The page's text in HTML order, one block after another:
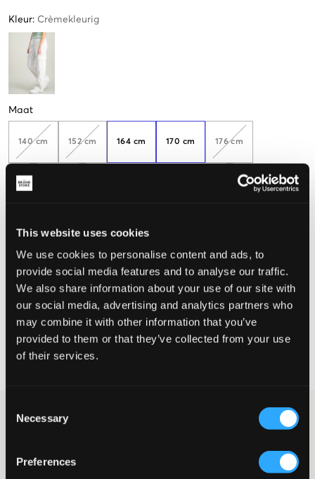
This website uses cookies
We use cookies to personalise content and ads, to
provide social media features and to analyse our traffic.
We also share information about your use of our site with
our social media, advertising and analytics partners who
may combine it with other information that you’ve
provided to them or that they’ve collected from your use
of their services.
Selection
Necessary
Preferences
Kleur: Crèmekleurig
Maat
140 cm 152 cm 164 cm 170 cm 176 cm
Te klein Perfect
MAATTABEL
KIES EEN MAAT
Snelle levering
Gratis verzending vanaf €69
Vitaj cargo-broek van D-xel. De taille is normaalhoog en de
pijpen zijn wijd. In de taille zit elastiek en een koord en de
de broek een beetje kunt aantrekken als je dat wilt. Deze
broeken zijn perfect voor het voorjaar en werken zowel om aan